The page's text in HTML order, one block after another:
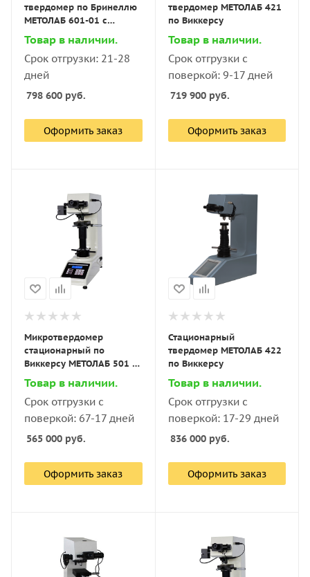
твердомер по Бринеллю
МЕТОЛАБ 601-01 с
поверкой
Товар в наличии.
Срок отгрузки: 21-28
дней
798 600 руб.
Оформить заказ
твердомер МЕТОЛАБ 421
по Виккерсу
Товар в наличии.
Срок отгрузки с
поверкой: 9-17 дней
719 900руб.
Оформить заказ
Микротвердомер
стационарный по
Виккерсу МЕТОЛАБ 501 с
поверкой
Товар в наличии.
Срок отгрузки с
поверкой: 67-17 дней
565 000 руб.
Оформить заказ
Стационарный
твердомер МЕТОЛАБ 422
по Виккерсу
Товар в наличии.
Срок отгрузки с
поверкой: 17-29 дней
836 000руб.
Оформить заказ